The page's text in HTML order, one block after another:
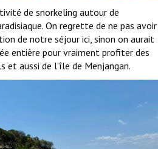
de snorkeling autour de
On regrette de ne pas avoir
de notre séjour ici, sinon on aurait
entière pour vraiment profiter des
et aussi de l’île de Menjangan.